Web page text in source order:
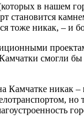
в нашем
тоже никак, – и
смогли
никак –
но